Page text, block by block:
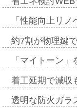
「性能向上リ
約7割が物理鍵
「マイトーン
着工延期で減収
透明な防火ガラ